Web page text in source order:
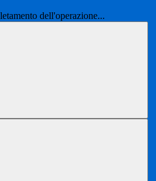
dell'operazione...